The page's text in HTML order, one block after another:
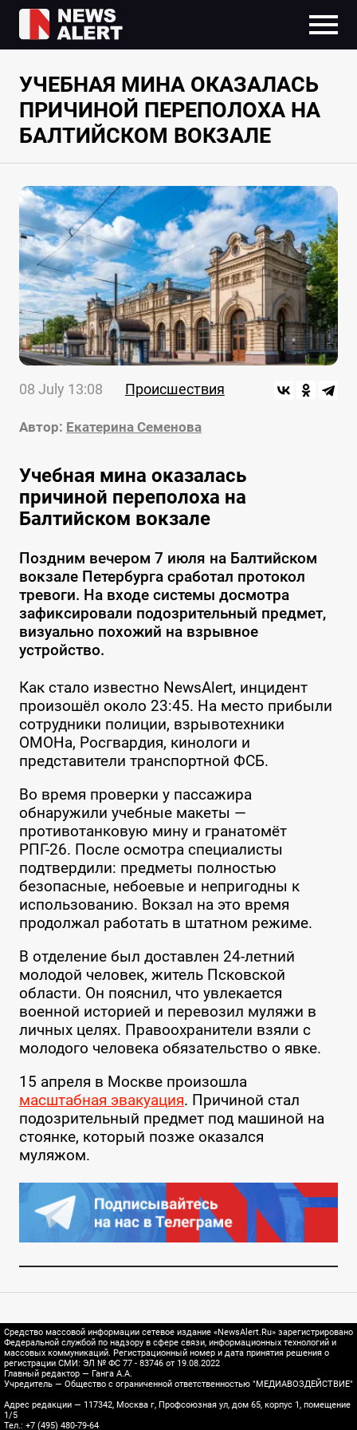
УЧЕБНАЯ МИНА ОКАЗАЛАСЬ
ПРИЧИНОЙ ПЕРЕПОЛОХА НА
БАЛТИЙСКОМ ВОКЗАЛЕ
08 July 13:08 Происшествия
Автор: Екатерина Семенова
Учебная мина оказалась
причиной переполоха на
Балтийском вокзале
Поздним вечером 7 июля на Балтийском
вокзале Петербурга сработал протокол
тревоги. На входе системы досмотра
зафиксировали подозрительный предмет,
визуально похожий на взрывное
устройство.
Как стало известно NewsAlert, инцидент
произошёл около 23:45. На место прибыли
сотрудники полиции, взрывотехники
ОМОНа, Росгвардия, кинологи и
представители транспортной ФСБ.
Во время проверки у пассажира
обнаружили учебные макеты —
противотанковую мину и гранатомёт
РПГ-26. После осмотра специалисты
подтвердили: предметы полностью
безопасные, небоевые и непригодны к
использованию. Вокзал на это время
продолжал работать в штатном режиме.
В отделение был доставлен 24-летний
молодой человек, житель Псковской
области. Он пояснил, что увлекается
военной историей и перевозил муляжи в
личных целях. Правоохранители взяли с
молодого человека обязательство о явке.
15 апреля в Москве произошла
масштабная эвакуация. Причиной стал
подозрительный предмет под машиной на
стоянке, который позже оказался
муляжом.
Средство массовой информации сетевое издание «NewsAlert.Ru» зарегистрировано
Федеральной службой по надзору в сфере связи, информационных технологий и
массовых коммуникаций. Регистрационный номер и дата принятия решения о
регистрации СМИ: ЭЛ № ФС 77 - 83746 от 19.08.2022
Главный редактор — Ганга А.А.
Учредитель — Общество с ограниченной ответственностью "МЕДИАВОЗДЕЙСТВИЕ"
Адрес редакции — 117342, Москва г, Профсоюзная ул, дом 65, корпус 1, помещение
1/5
Тел.: +7 (495) 480-79-64